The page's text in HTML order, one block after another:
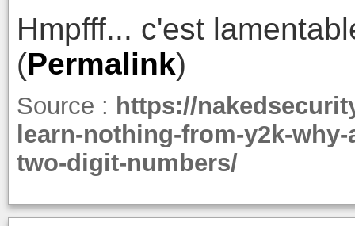
Hmpfff... c'est
(Permalink)
Source : https://
learn-nothing-from-y2k-
two-digit-numbers/